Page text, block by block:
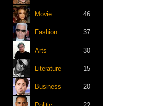
Movie 46
Fashion 37
Arts 30
Literature 15
Business 20